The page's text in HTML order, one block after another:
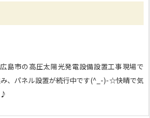
島市の高圧太陽光発電設備設置工事現場で
、パネル設置が続行中です(^_-)-☆快晴で気